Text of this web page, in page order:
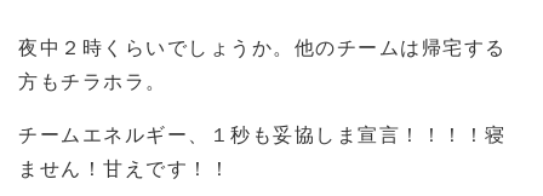
夜中２時くらいでしょうか。他のチームは帰宅する
方もチラホラ。
チームエネルギー、１秒も妥協しま宣言！！！！寝
ません！甘えです！！